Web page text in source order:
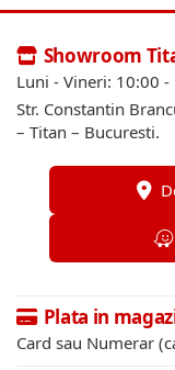
Showroom
Luni - Vineri: 10:00 -
Str. Constantin
– Titan – Bucuresti.
Plata in
Card sau Numerar